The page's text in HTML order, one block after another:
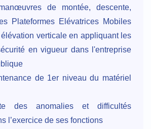
de montée, descente,
Plateformes Elévatrices Mobiles
verticale en appliquant les
en vigueur dans l'entreprise
de 1er niveau du matériel
des anomalies et difficultés
l’exercice de ses fonctions